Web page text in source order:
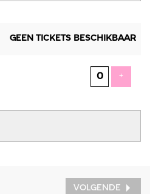
GEEN TICKETS BESCHIKBAAR
+VOEG
VOLGENDE